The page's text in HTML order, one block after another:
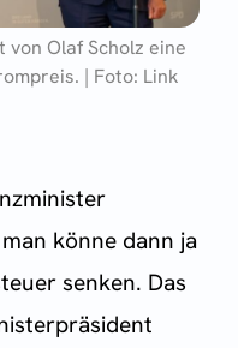
Olaf Scholz eine
| Foto: Link
könne dann ja
senken. Das